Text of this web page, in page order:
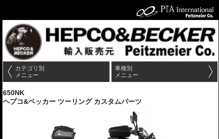
カテゴリ別
メニュー
車種別
メニュー
650NK
ヘプコ&ベッカー ツーリング カスタムパーツ